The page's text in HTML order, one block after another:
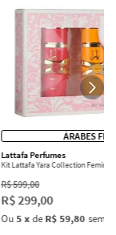
ÁRABES
Lattafa Perfumes
Kit Lattafa Yara Collection
R$599,00
R$ 299,00
Ou5xdeR$ 59,80 sem